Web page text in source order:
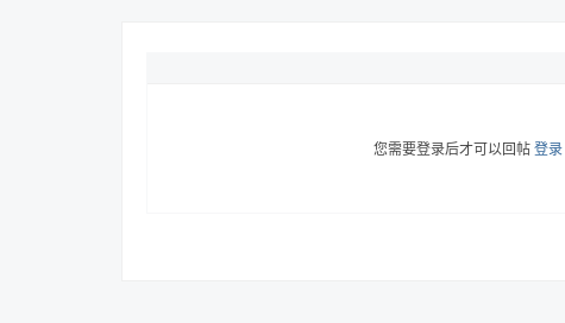
您需要登录后才可以回帖登录